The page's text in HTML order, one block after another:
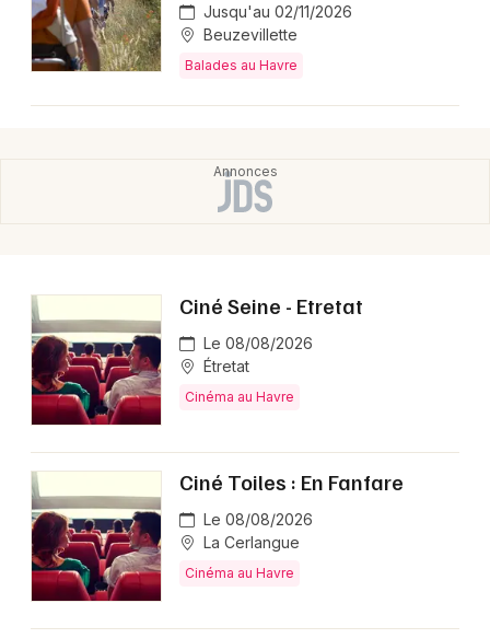
Jusqu'au 02/11/2026
Beuzevillette
Balades au Havre
Ciné Seine - Etretat
Le 08/08/2026
Étretat
Cinéma au Havre
Ciné Toiles : En Fanfare
Le 08/08/2026
La Cerlangue
Cinéma au Havre